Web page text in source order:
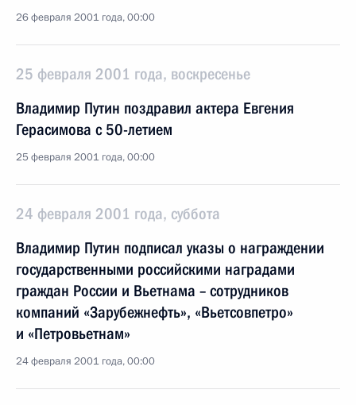
26 февраля 2001 года, 00:00
25 февраля 2001 года, воскресенье
Владимир Путин поздравил актера Евгения
Герасимова с 50-летием
25 февраля 2001 года, 00:00
24 февраля 2001 года, суббота
Владимир Путин подписал указы о награждении
государственными российскими наградами
граждан России и Вьетнама – сотрудников
компаний «Зарубежнефть», «Вьетсовпетро»
и «Петровьетнам»
24 февраля 2001 года, 00:00